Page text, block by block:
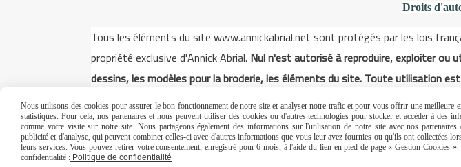
Droits
Tous les éléments du site www.annickabrial.net sont protégés par les lois
propriété exclusive d'Annick Abrial. Nul n'est autorisé à reproduire, exploiter ou
dessins, les modèles pour la broderie, les éléments du site. Toute utilisation
Facebook est désactivé.
Mentions Légales Conditions générales de vente
Nous utilisons des cookies pour assurer le bon fonctionnement de notre site et analyser notre trafic et pour vous offrir une meilleure
statistiques. Pour cela, nos partenaires et nous peuvent utiliser des cookies ou d'autres technologies pour stocker et accéder à des
comme votre visite sur notre site. Nous partageons également des informations sur l'utilisation de notre site avec nos partenaires
publicité et d'analyse, qui peuvent combiner celles-ci avec d'autres informations que vous leur avez fournies ou qu'ils ont collectées
leurs services. Vous pouvez retirer votre consentement, enregistré pour 6 mois, à l'aide du lien en pied de page « Gestion Cookies
confidentialité : Politique de confidentialité